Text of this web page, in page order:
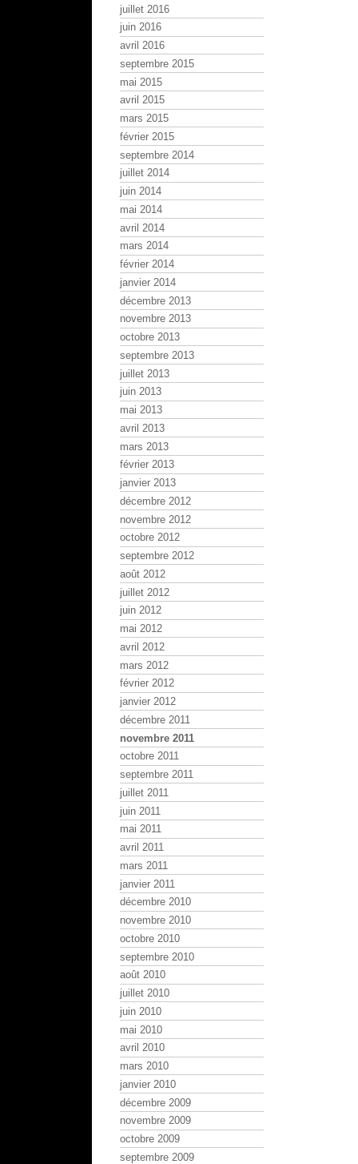
juillet 2016
juin 2016
avril 2016
septembre 2015
mai 2015
avril 2015
mars 2015
février 2015
septembre 2014
juillet 2014
juin 2014
mai 2014
avril 2014
mars 2014
février 2014
janvier 2014
décembre 2013
novembre 2013
octobre 2013
septembre 2013
juillet 2013
juin 2013
mai 2013
avril 2013
mars 2013
février 2013
janvier 2013
décembre 2012
novembre 2012
octobre 2012
septembre 2012
août 2012
juillet 2012
juin 2012
mai 2012
avril 2012
mars 2012
février 2012
janvier 2012
décembre 2011
novembre 2011
octobre 2011
septembre 2011
juillet 2011
juin 2011
mai 2011
avril 2011
mars 2011
janvier 2011
décembre 2010
novembre 2010
octobre 2010
septembre 2010
août 2010
juillet 2010
juin 2010
mai 2010
avril 2010
mars 2010
janvier 2010
décembre 2009
novembre 2009
octobre 2009
septembre 2009